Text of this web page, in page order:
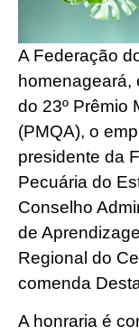
A Federação
homenageará,
do 23º Prêmio
(PMQA), o
presidente da
Pecuária do
Conselho
de
Regional do
comenda
A honraria é